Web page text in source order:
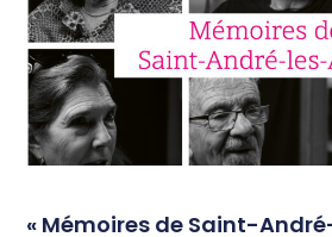
« Mémoires de Saint-